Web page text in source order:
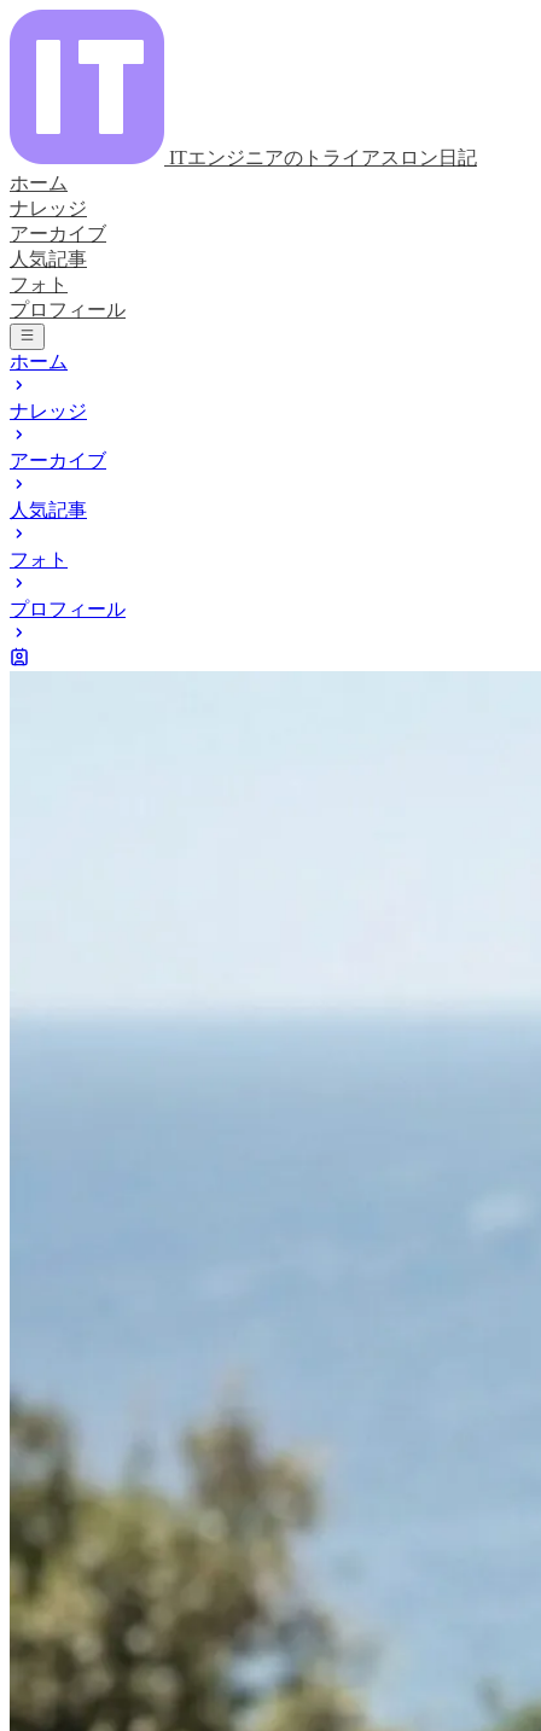
ITエンジニアのトライアスロン日記
ホーム
ナレッジ
アーカイブ
人気記事
フォト
プロフィール
ホーム
ナレッジ
アーカイブ
人気記事
フォト
プロフィール